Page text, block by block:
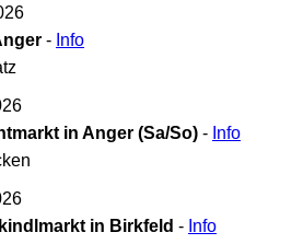
- Info
in Anger (Sa/So) - Info
in Birkfeld - Info